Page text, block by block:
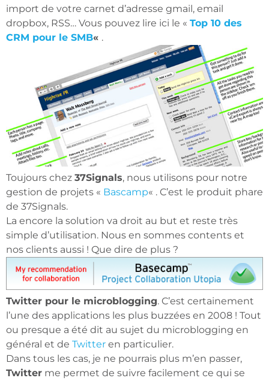
import de votre carnet d’adresse gmail, email
dropbox, RSS… Vous pouvez lire ici le « Top 10 des
CRM pour le SMB« .
Toujours chez 37Signals, nous utilisons pour notre
gestion de projets « Bascamp« . C’est le produit phare
de 37Signals.
La encore la solution va droit au but et reste très
simple d’utilisation. Nous en sommes contents et
nos clients aussi ! Que dire de plus ?
Twitter pour le microblogging. C’est certainement
l’une des applications les plus buzzées en 2008 ! Tout
ou presque a été dit au sujet du microblogging en
général et de Twitter en particulier.
Dans tous les cas, je ne pourrais plus m’en passer,
Twitter me permet de suivre facilement ce qui se